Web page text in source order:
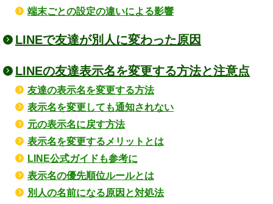
端末ごとの設定の違いによる影響
LINEで友達が別人に変わった原因
LINEの友達表示名を変更する方法と注意点
友達の表示名を変更する方法
表示名を変更しても通知されない
元の表示名に戻す方法
表示名を変更するメリットとは
LINE公式ガイドも参考に
表示名の優先順位ルールとは
別人の名前になる原因と対処法